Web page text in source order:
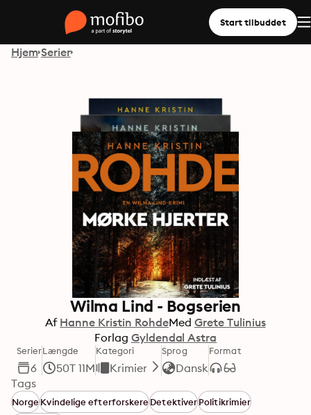
Start tilbuddet
Hjem Serier
Wilma Lind - Bogserien
Af Hanne Kristin RohdeMed Grete Tulinius
Forlag Gyldendal Astra
Serier
6
Længde
50T 11M
Kategori
Krimier
Sprog
Dansk
Format
Tags
NorgeKvindelige efterforskereDetektiverPolitikrimier